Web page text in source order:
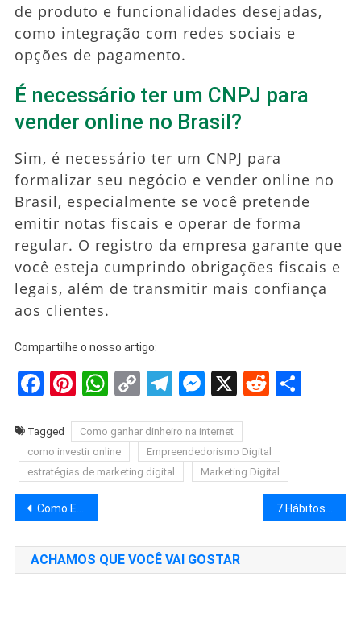
de produto e funcionalidades desejadas,
como integração com redes sociais e
opções de pagamento.
É necessário ter um CNPJ para
vender online no Brasil?
Sim, é necessário ter um CNPJ para
formalizar seu negócio e vender online no
Brasil, especialmente se você pretende
emitir notas fiscais e operar de forma
regular. O registro da empresa garante que
você esteja cumprindo obrigações fiscais e
legais, além de transmitir mais confiança
aos clientes.
Compartilhe o nosso artigo:
Facebook
Pinterest
WhatsApp
CopyTelegram
Messenger
X Reddit
Tagged
Como ganhar dinheiro na internet
como investir online
Empreendedorismo Digital
estratégias de marketing digital
Marketing Digital
Navegação
de
Post
Como Escalar Negócios Digitais com Automação Eficaz: O Guia Completo
ACHAMOS QUE VOCÊ VAI GOSTAR